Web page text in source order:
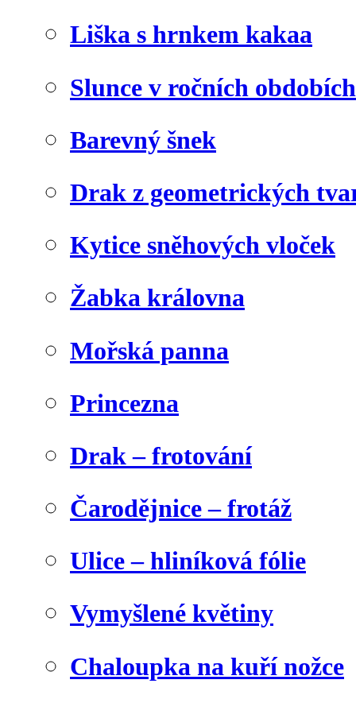
Liška s hrnkem kakaa
Slunce v ročních obdobích
Barevný šnek
Drak z geometrických
Kytice sněhových vloček
Žabka královna
Mořská panna
Princezna
Drak – frotování
Čarodějnice – frotáž
Ulice – hliníková fólie
Vymyšlené květiny
Chaloupka na kuří nožce